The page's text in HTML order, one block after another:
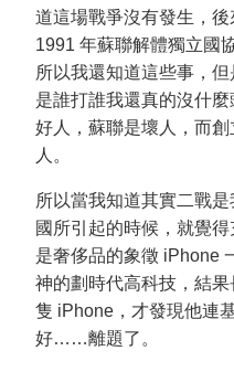
道這場戰爭沒有發生，後
1991 年蘇聯解體獨立國
所以我還知道這些事，
是誰打誰我還真的沒什
好人，蘇聯是壞人，而
人。
所以當我知道其實二戰
國所引起的時候，就覺
是奢侈品的象徵 iPhone
神的劃時代高科技，結
隻 iPhone，才發現他連
好……離題了。